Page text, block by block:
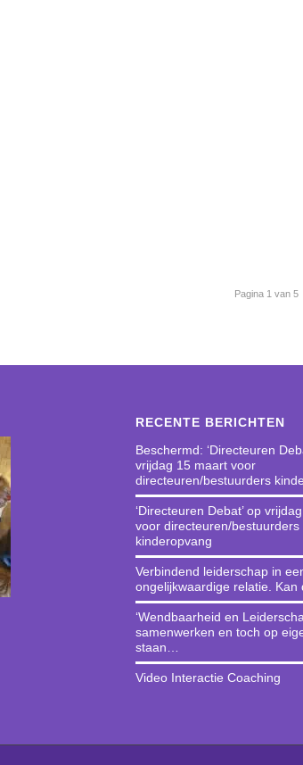
Pagina 1 van 5
RECENTE BERICHTEN
Beschermd: ‘Directeuren
vrijdag 15 maart voor
directeuren/bestuurders
‘Directeuren Debat’ op
voor directeuren/bestuurders
kinderopvang
Verbindend leiderschap in
ongelijkwaardige relatie. Kan
‘Wendbaarheid en
samenwerken en toch op
staan…
Video Interactie Coaching